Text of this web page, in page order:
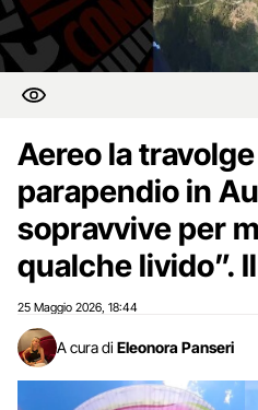
Aereo la
parapendio in
sopravvive per
qualche livido”.
25 Maggio 2026 18:44
A cura di Eleonora Panseri